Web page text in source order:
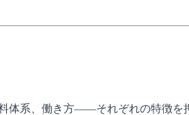
体系、働き方――それぞれの特徴を